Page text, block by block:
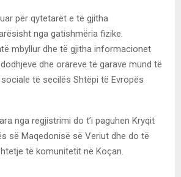
për qytetarët e të gjitha
nga gatishmëria fizike.
mbyllur dhe të gjitha informacionet
dhe orareve të garave mund të
të secilës Shtëpi të Evropës
nga regjistrimi do t’i paguhen Kryqit
së Maqedonisë së Veriut dhe do të
të komunitetit në Koçan.